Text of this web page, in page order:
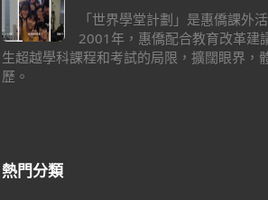
「世界學堂計劃」是惠僑課外
2001年，惠僑配合教育改革建
生超越學科課程和考試的局限，擴闊眼界，
歷。
熱門分類